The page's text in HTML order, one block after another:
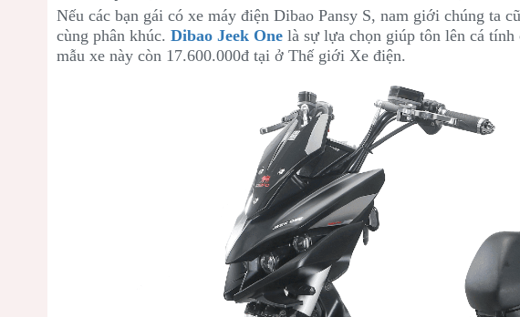
Nếu các bạn gái có xe máy điện Dibao Pansy S, nam giới chúng ta
cùng phân khúc. Dibao Jeek One là sự lựa chọn giúp tôn lên cá
mẫu xe này còn 17.600.000đ tại ở Thế giới Xe điện.